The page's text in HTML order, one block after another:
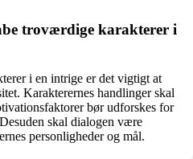
troværdige karakterer i
i en intrige er det vigtigt at
Karakterernes handlinger skal
bør udforskes for
skal dialogen være
personligheder og mål.